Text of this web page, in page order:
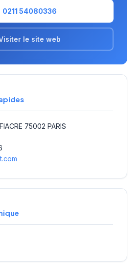
0211 54080336
le site web
75002 PARIS